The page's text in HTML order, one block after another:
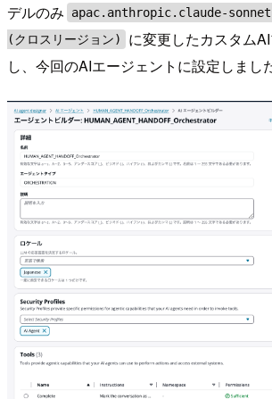
デルのみ
apac.anthropic.claude-
(クロスリージョン)
に変更したカスタム
し、今回のAIエージェントに設定しました